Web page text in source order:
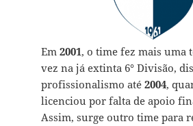
Em 2001, o time fez mais uma
vez na já extinta 6° Divisão,
profissionalismo até 2004,
licenciou por falta de apoio
Assim, surge outro time para